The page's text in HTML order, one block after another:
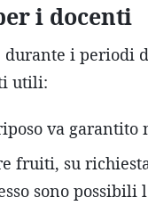
i docenti
i periodi
utili:
va garantito
fruiti, su
sono possibili